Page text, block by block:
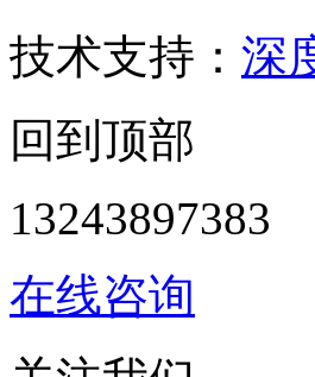
技术支持： 深
回到顶部
13243897383
在线咨询